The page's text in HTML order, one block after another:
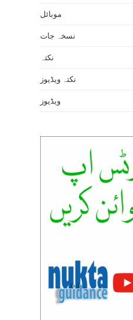
موبائل
نسخہ جات
نکتہ
نکتہ ویڈیوز
ویڈیوز